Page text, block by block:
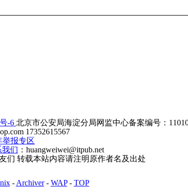
-6 北京市公安局海淀分局网监中心备案编号：
17352615567
举报专区
我们 ：huangweiwei@itpub.net
们 转载本站内容请注明原作者名及出处
- Archiver- WAP- TOP